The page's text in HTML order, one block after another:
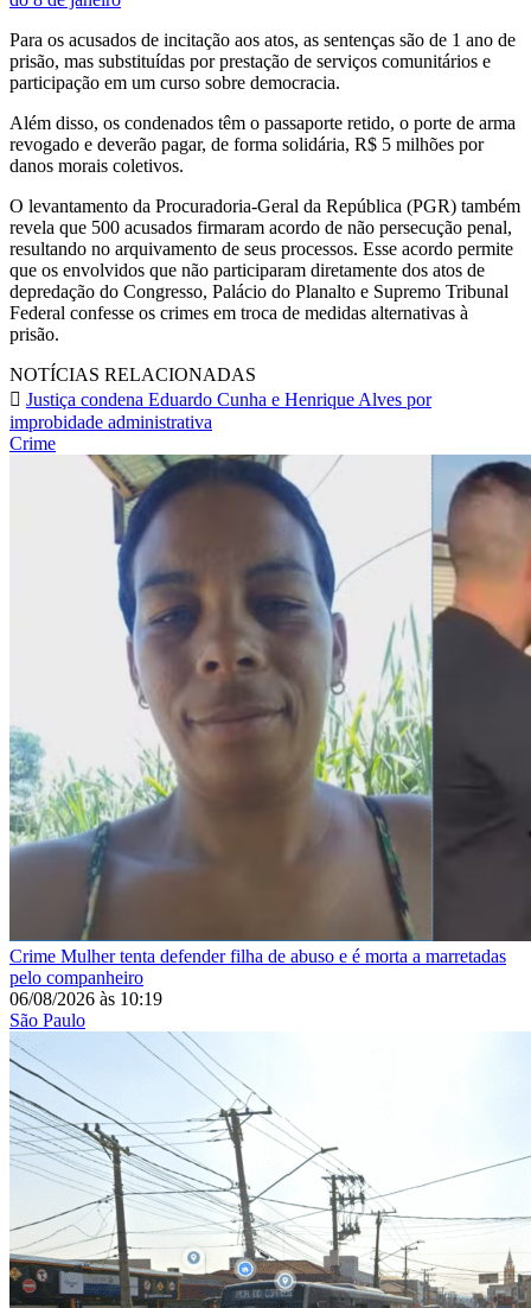
Para os acusados de incitação aos atos, as sentenças são de 1 ano de
prisão, mas substituídas por prestação de serviços comunitários e
participação em um curso sobre democracia.
Além disso, os condenados têm o passaporte retido, o porte de arma
revogado e deverão pagar, de forma solidária, R$ 5 milhões por
danos morais coletivos.
O levantamento da Procuradoria-Geral da República (PGR) também
revela que 500 acusados firmaram acordo de não persecução penal,
resultando no arquivamento de seus processos. Esse acordo permite
que os envolvidos que não participaram diretamente dos atos de
depredação do Congresso, Palácio do Planalto e Supremo Tribunal
Federal confesse os crimes em troca de medidas alternativas à
prisão.
NOTÍCIAS RELACIONADAS
Justiça condena Eduardo Cunha e Henrique Alves por
improbidade administrativa
Crime
Crime Mulher tenta defender filha de abuso e é morta a marretadas
pelo companheiro
06/08/2026 às 10:19
São Paulo